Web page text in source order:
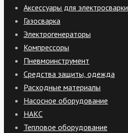
Аксессуары для электросварки
Газосварка
Электрогенераторы
Компрессоры
Пневмоинструмент
Средства защиты, одежда
Расходные материалы
Насосное оборудование
НАКС
Тепловое оборудование